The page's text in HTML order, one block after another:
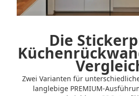
Die
Zwei Varianten für
langlebige PREMIUM-